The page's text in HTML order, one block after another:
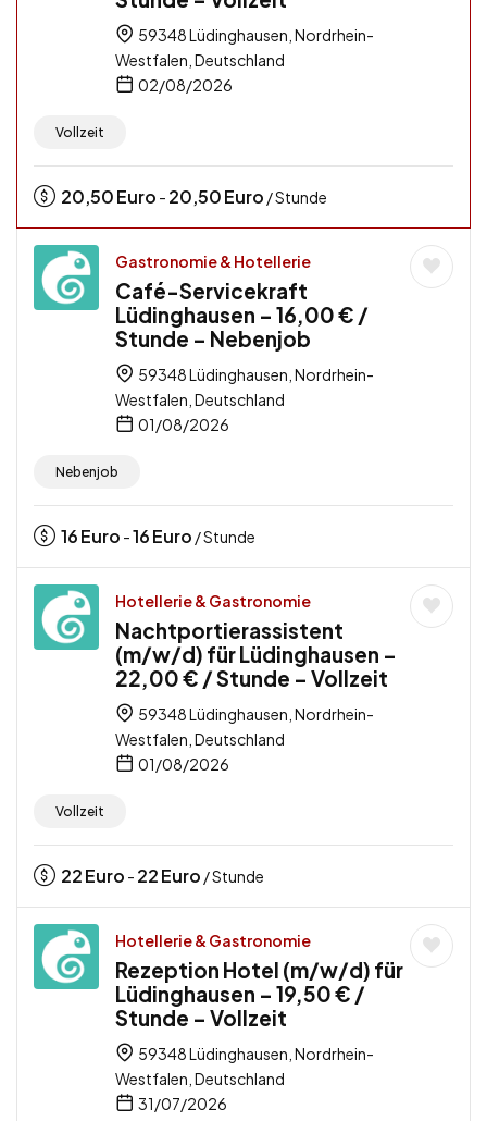
59348 Lüdinghausen, Nordrhein-
Westfalen, Deutschland
02/08/2026
Vollzeit
20,50Euro - 20,50Euro / Stunde
Gastronomie & Hotellerie
Café-Servicekraft
Lüdinghausen – 16,00 € /
Stunde – Nebenjob
59348 Lüdinghausen, Nordrhein-
Westfalen, Deutschland
01/08/2026
Nebenjob
16Euro -16Euro / Stunde
Hotellerie & Gastronomie
Nachtportierassistent
(m/w/d) für Lüdinghausen –
22,00 € / Stunde – Vollzeit
59348 Lüdinghausen, Nordrhein-
Westfalen, Deutschland
01/08/2026
Vollzeit
22Euro - 22Euro / Stunde
Hotellerie & Gastronomie
Rezeption Hotel (m/w/d) für
Lüdinghausen – 19,50 € /
Stunde – Vollzeit
59348 Lüdinghausen, Nordrhein-
Westfalen, Deutschland
31/07/2026